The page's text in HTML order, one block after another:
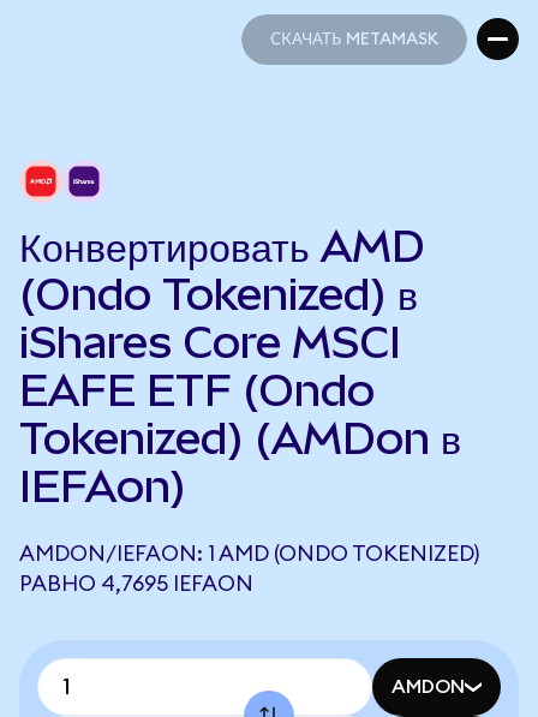
СКАЧАТЬ METAMASK
Конвертировать AMD
(Ondo Tokenized) в
iShares Core MSCI
EAFE ETF (Ondo
Tokenized) (AMDon в
IEFAon)
AMDON/IEFAON: 1 AMD (ONDO TOKENIZED)
РАВНО 4,7695 IEFAON
AMDON